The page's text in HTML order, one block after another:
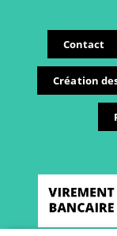
Contact
Création